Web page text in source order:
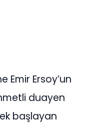
Emir Ersoy’un
duayen
başlayan